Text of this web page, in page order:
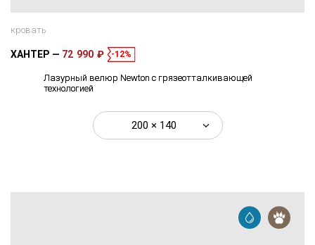
кровать
ХАНТЕР 72 990 ₽ -12%
Лазурный велюр Newton с грязеотталкивающей
технологией
200 × 140